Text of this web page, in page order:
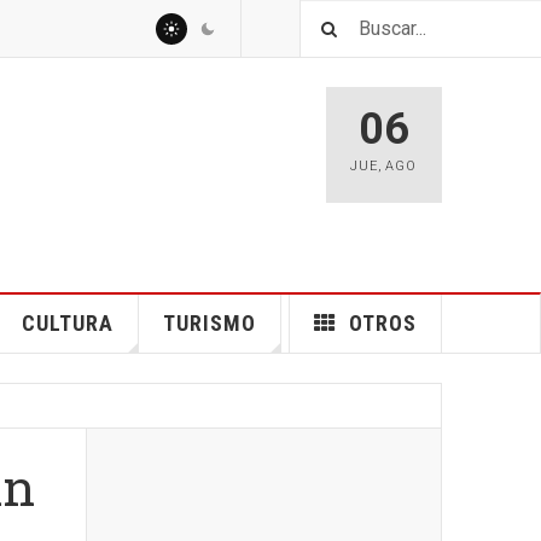
06
JUE,AGO
CULTURA TURISMO OTROS